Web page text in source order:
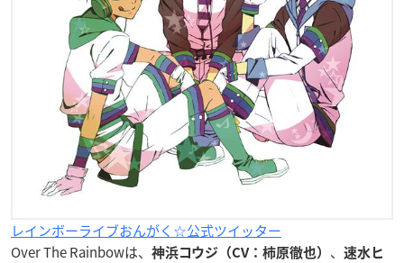
レインボーライブおんがく☆公式ツイッター
Over The Rainbowは、
神浜コウジ（CV：柿原徹也） 、
速水ヒ